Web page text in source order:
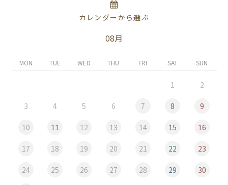
カレンダーから選ぶ
08月
MON TUE WED THU FRI SAT SUN
1 2
3 4 5 6 7 8 9
10 11 12 13 14 15 16
17 18 19 20 21 22 23
24 25 26 27 28 29 30